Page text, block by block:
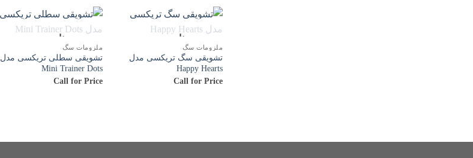
ناموجود
ملزومات سگ
تشویقی سگ تریکسی مدل
Happy Hearts
Call for Price
ناموجود
ملزومات سگ
تشویقی سطلی تریکسی مدل
Mini Trainer Dots
Call for Price